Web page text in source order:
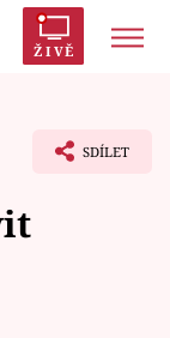
ŽIVĚ
SDÍLET